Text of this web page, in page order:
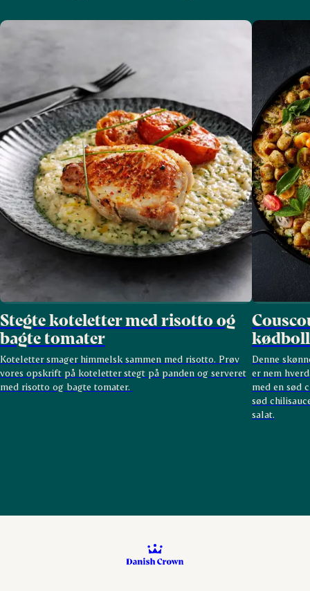
Stegte koteletter med risotto og
bagte tomater
Koteletter smager himmelsk sammen med risotto. Prøv
vores opskrift på koteletter stegt på panden og serveret
med risotto og bagte tomater.
Denne
er nem
med en sød
sød
salat.